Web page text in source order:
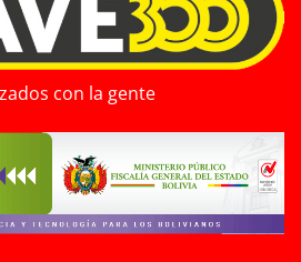
con la gente